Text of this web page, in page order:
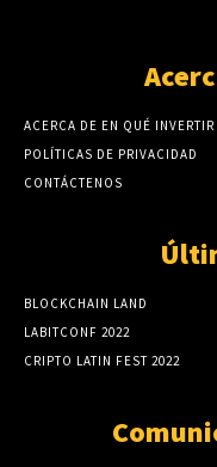
ACERCA DE EN QUÉ INVERTIR
POLÍTICAS DE PRIVACIDAD
CONTÁCTENOS
BLOCKCHAIN LAND
LABITCONF 2022
CRIPTO LATIN FEST 2022